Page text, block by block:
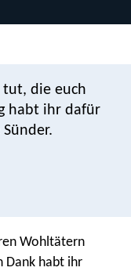
die euch
habt ihr dafür
Wohltätern
Dank habt ihr